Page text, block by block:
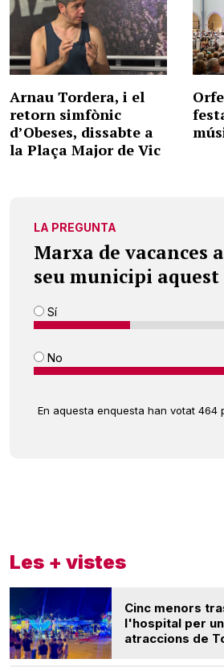
Arnau Tordera, i el
retorn simfònic
d’Obeses, dissabte a
la Plaça Major de Vic
LA PREGUNTA
Marxa de vacances
seu municipi aquest
Sí
No
En aquesta enquesta han votat 464
Les + vistes
Cinc menors
l'hospital per
atraccions de